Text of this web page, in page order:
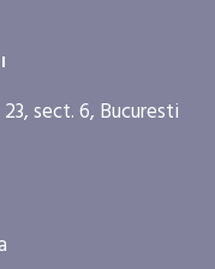
sect. 6, Bucuresti